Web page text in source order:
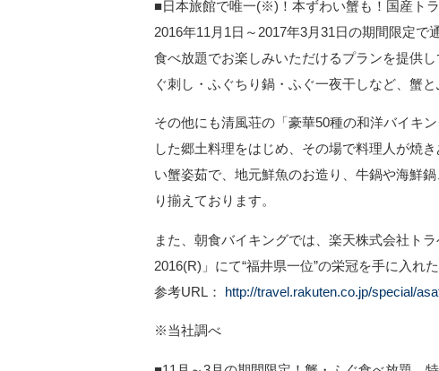
■日本旅館で唯一(※)！本ずわい蟹も！国産ト
2016年11月1日～2017年3月31日の期間限定
食べ放題でお楽しみいただけるプランを提供
ぐ刺し・ふぐちり鍋・ふぐ一夜干しなど、蟹
その他にも清風荘の「豪華50種の和洋バイキ
した郷土料理をはじめ、その場で料理人が焼
い蟹姿茹で、地元鮮魚のお造り、牛鍋や海鮮
り揃えております。
また、朝食バイキングでは、楽天株式会社ト
2016(R)」にて“福井県一位”の栄冠を手に入れ
参考URL：
http://travel.rakuten.co.jp/special/
※当社調べ